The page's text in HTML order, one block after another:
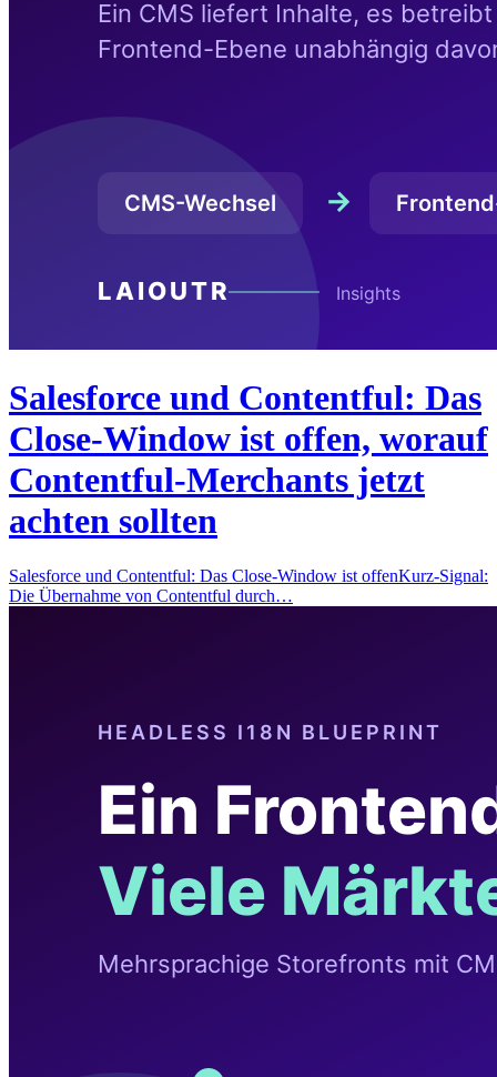
Salesforce und Contentful: Das
Close-Window ist offen, worauf
Contentful-Merchants jetzt
achten sollten
Salesforce und Contentful: Das Close-Window ist offenKurz-Signal:
Die Übernahme von Contentful durch…